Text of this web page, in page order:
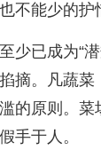
不能少的护
少已成为“
摘。凡蔬菜
的原则。
手于人。